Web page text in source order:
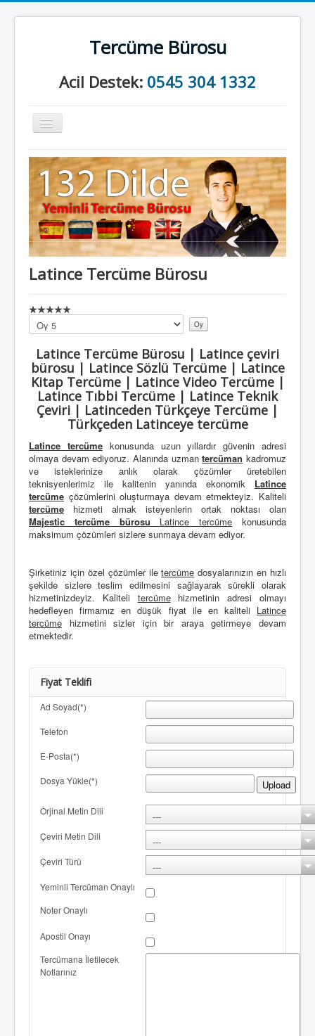
Tercüme Bürosu
Acil Destek: 0545 304 1332
Gezinme
geçişini
Anasayfa
Kurumsal
Neler Yapıyoruz?
İletişim
Latince Tercüme Bürosu
Lütfen
oylayın
Latince Tercüme Bürosu | Latince çeviri
bürosu | Latince Sözlü Tercüme | Latince
Kitap Tercüme | Latince Video Tercüme |
Latince Tıbbi Tercüme | Latince Teknik
Çeviri | Latinceden Türkçeye Tercüme |
Türkçeden Latinceye tercüme
Latince tercümekonusunda uzun yıllardır güvenin adresi
olmaya devam ediyoruz. Alanında uzmantercüman kadromuz
ve isteklerinize anlık olarak çözümler üretebilen
teknisyenlerimiz ile kalitenin yanında ekonomik Latince
tercüme çözümlerini oluşturmaya devam etmekteyiz. Kaliteli
tercüme hizmeti almak isteyenlerin ortak noktası olan
Majestic tercüme bürosu Latince tercüme konusunda
maksimum çözümleri sizlere sunmaya devam ediyor.
Şirketiniz için özel çözümler iletercüme dosyalarınızın en hızlı
şekilde sizlere teslim edilmesini sağlayarak sürekli olarak
hizmetinizdeyiz. Kaliteli tercümehizmetinin adresi olmayı
hedefleyen firmamız en düşük fiyat ile en kaliteli Latince
tercüme hizmetini sizler için bir araya getirmeye devam
etmektedir.
Fiyat Teklifi
Ad Soyad(*)
Telefon
E-Posta(*)
Dosya Yükle(*) Upload
Orjinal Metin Dili
Çeviri Metin Dili
Çeviri Türü
Yeminli Tercüman Onaylı
Noter Onaylı
Apostil Onayı
Tercümana İletilecek
Notlarınız